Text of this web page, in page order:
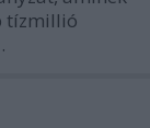
tízmillió